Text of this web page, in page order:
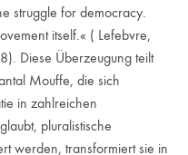
struggle for democracy.
itself.« ( Lefebvre,
Diese Überzeugung teilt
Mouffe, die sich
in zahlreichen
pluralistische
werden, transformiert sie in